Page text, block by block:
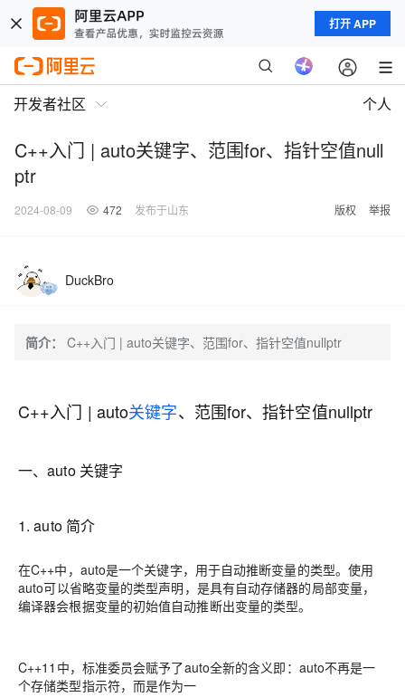
打开 APP
开发者社区 个人
C++入门 | auto关键字、范围for、指针空值null
ptr
2024-08-09 472 发布于山东 版权 举报
DuckBro
简介： C++入门 | auto关键字、范围for、指针空值nullptr
C++入门 | auto关键字、范围for、指针空值nullptr
一、auto 关键字
1. auto 简介
在C++中，auto是一个关键字，用于自动推断变量的类型。使用
auto可以省略变量的类型声明，是具有自动存储器的局部变量，
编译器会根据变量的初始值自动推断出变量的类型。
C++11中，标准委员会赋予了auto全新的含义即：auto不再是一
个存储类型指示符，而是作为一